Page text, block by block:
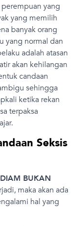
yang
yang memilih
banyak orang
yang normal dan
adalah atasan
akan kehilangan
candaan
sehingga
ketika rekan
terpaksa
Seksis
DIAM BUKAN
maka akan ada
hal yang